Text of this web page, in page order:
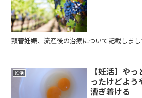
頸管妊娠、流産後の治療について記載しまし
妊活
【妊活】や
ったけどよう
漕ぎ着ける